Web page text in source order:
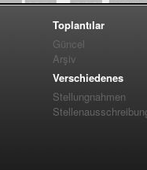
Toplantılar
Güncel
Arşiv
Verschiedenes
Stellungnahmen